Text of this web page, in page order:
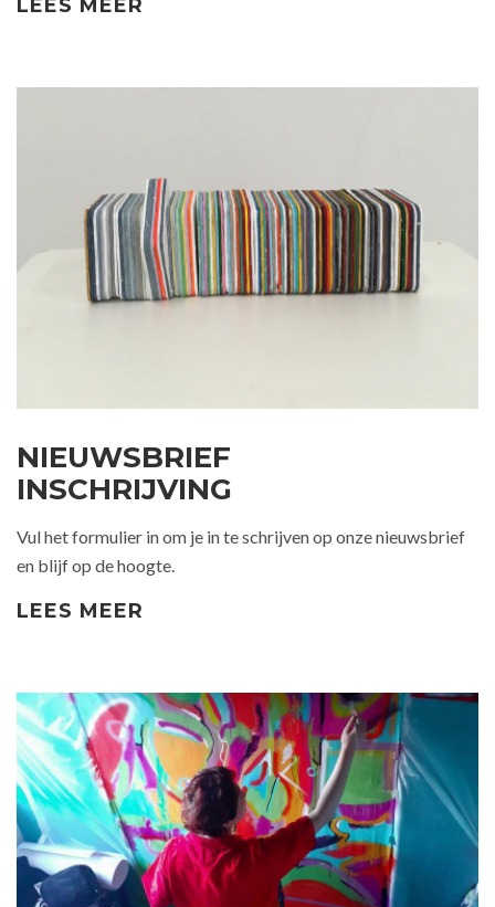
LEES MEER
NIEUWSBRIEF
INSCHRIJVING
Vul het formulier in om je in te schrijven op onze nieuwsbrief
en blijf op de hoogte.
LEES MEER